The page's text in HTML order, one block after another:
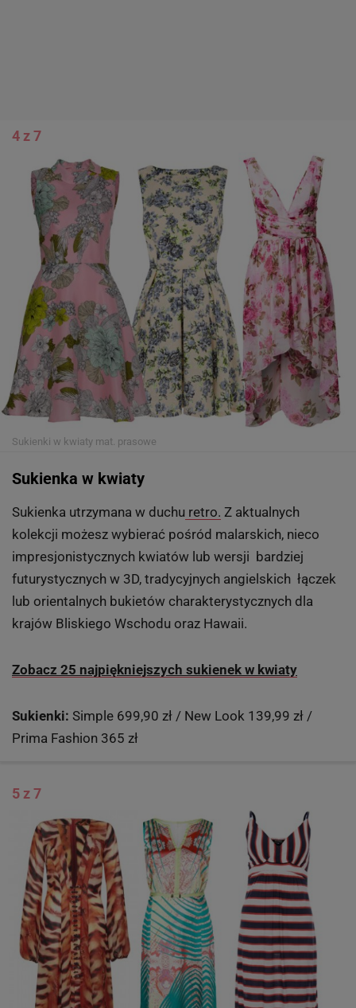
4 z 7
Sukienki w kwiaty mat. prasowe
Sukienka w kwiaty
Sukienka utrzymana w duchu retro. Z aktualnych
kolekcji możesz wybierać pośród malarskich, nieco
impresjonistycznych kwiatów lub wersji bardziej
futurystycznych w 3D, tradycyjnych angielskich łączek
lub orientalnych bukietów charakterystycznych dla
krajów Bliskiego Wschodu oraz Hawaii.
Zobacz 25 najpiękniejszych sukienek w kwiaty
Sukienki: Simple 699,90 zł / New Look 139,99 zł /
Prima Fashion 365 zł
5 z 7